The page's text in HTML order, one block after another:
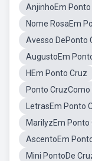
AnjinhoEm Ponto
Nome RosaEm
Avesso DePonto
AugustoEm
HEm Ponto Cruz
Ponto
LetrasEm Ponto
MarilyzEm Ponto
AscentoEm
Mini PontoDe